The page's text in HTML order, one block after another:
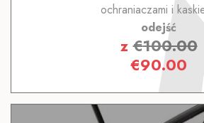
ochraniaczami i
odejść
z€100.00
€90.00